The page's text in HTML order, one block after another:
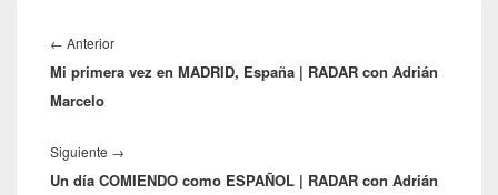
de
entradas
← AnteriorEntrada
anterior:
Mi primera vez en MADRID, España | RADAR con Adrián
Marcelo
Siguiente →
siguiente:
Un día COMIENDO como ESPAÑOL | RADAR con Adrián